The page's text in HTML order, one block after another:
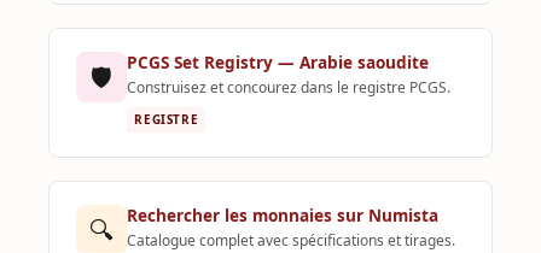
🛡️ PCGS Set Registry — Arabie saoudite
Construisez et concourez dans le registre PCGS.
REGISTRE
🔍 Rechercher les monnaies sur Numista
Catalogue complet avec spécifications et tirages.